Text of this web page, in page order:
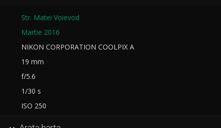
Str. Matei Voievod
Martie 2016
NIKON CORPORATION COOLPIX A
19 mm
f/5.6
1/30 s
ISO 250